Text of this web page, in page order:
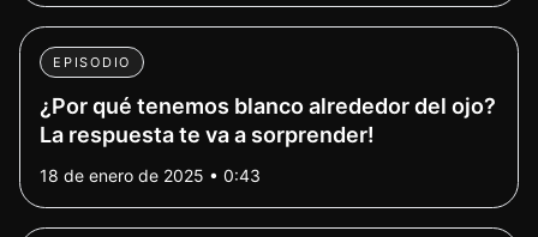
EPISODIO
¿Por qué tenemos blanco alrededor del ojo?
La respuesta te va a sorprender!
18 de enero de 2025 • 0:43